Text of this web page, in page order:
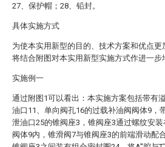
27、保护帽；28、铅封。
具体实施方式
为使本实用新型的目的、技术方案和优点更
将结合附图对本实用新型实施方式作进一步
实施例一
通过附图1可以看出：本实施方案包括带有
油口11、单向阀孔16的过载补油阀阀体9，
泄油口25的锥阀座3，锥阀座3通过螺纹安
阀体9内，锥滑阀7与锥阀座3的前端滑动配